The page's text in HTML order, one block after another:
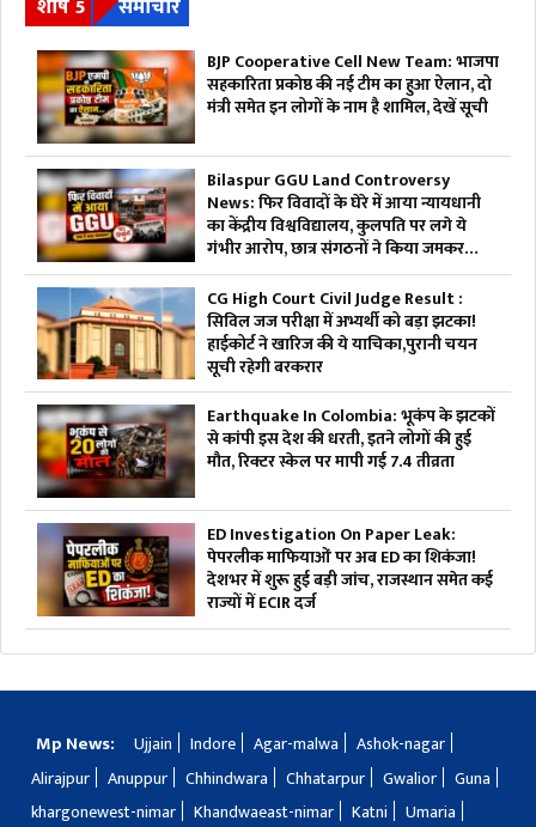
शीर्ष 5 समाचार
BJP Cooperative Cell New Team: भाजपा
सहकारिता प्रकोष्ठ की नई टीम का हुआ ऐलान, दो
मंत्री समेत इन लोगों के नाम है शामिल, देखें सूची
Bilaspur GGU Land Controversy
News: फिर विवादों के घेरे में आया न्यायधानी
का केंद्रीय विश्वविद्यालय, कुलपति पर लगे ये
गंभीर आरोप, छात्र संगठनों ने किया जमकर
हंगामा
CG High Court Civil Judge Result :
सिविल जज परीक्षा में अभ्यर्थी को बड़ा झटका!
हाईकोर्ट ने खारिज की ये याचिका,पुरानी चयन
सूची रहेगी बरकरार
Earthquake In Colombia: भूकंप के झटकों
से कांपी इस देश की धरती, इतने लोगों की हुई
मौत, रिक्टर स्केल पर मापी गई 7.4 तीव्रता
ED Investigation On Paper Leak:
पेपरलीक माफियाओं पर अब ED का शिकंजा!
देशभर में शुरू हुई बड़ी जांच, राजस्थान समेत कई
राज्यों में ECIR दर्ज
Mp News: Ujjain Indore Agar-malwa
Ashok-nagar
Alirajpur
Anuppur Chhindwara Chhatarpur Gwalior
Guna
khargonewest-nimar
Khandwaeast-nimar Katni
Umaria